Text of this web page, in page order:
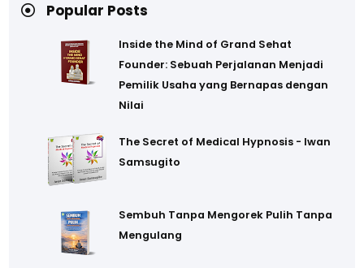
Popular Posts
Inside the Mind of Grand Sehat
Founder: Sebuah Perjalanan Menjadi
Pemilik Usaha yang Bernapas dengan
Nilai
The Secret of Medical Hypnosis - Iwan
Samsugito
Sembuh Tanpa Mengorek Pulih Tanpa
Mengulang